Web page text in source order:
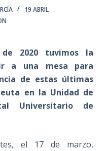
19 ABRIL
2020 tuvimos la
a una mesa para
de estas últimas
en la Unidad de
Universitario de
el 17 de marzo,